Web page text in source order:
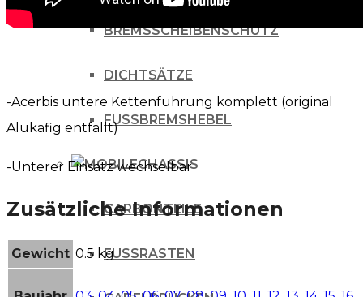
BREMSSCHEIBENSCHUTZ
DICHTSÄTZE
FUSSBREMSHEBEL
CHASSIS
CARBONTEILE
FUSSRASTEN
-Acerbis untere Kettenführung komplett (original
Alukäfig entfällt)
-Unterer Einsatz wechselbar
Zusätzliche Informationen
Gewicht 0.5 kg